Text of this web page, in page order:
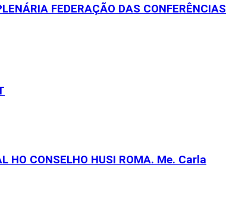
FEDERAÇÃO DAS CONFERÊNCIAS
HO CONSELHO HUSI ROMA. Me. Carla